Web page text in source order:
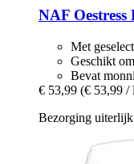
NAF
Met
Geschikt
Bevat
€ 53,99 (€ 53,99 /
Bezorging